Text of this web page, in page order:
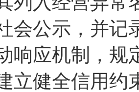
会公示，并记
响应机制，规
立健全信用约